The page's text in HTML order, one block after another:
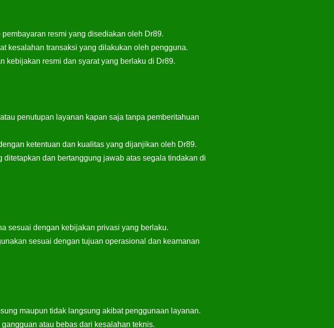
resmi yang disediakan oleh Dr89.
kesalahan transaksi yang dilakukan oleh pengguna.
kebijakan resmi dan syarat yang berlaku di Dr89.
penutupan layanan kapan saja tanpa pemberitahuan
ketentuan dan kualitas yang dijanjikan oleh Dr89.
dan bertanggung jawab atas segala tindakan di
sesuai dengan kebijakan privasi yang berlaku.
sesuai dengan tujuan operasional dan keamanan
maupun tidak langsung akibat penggunaan layanan.
atau bebas dari kesalahan teknis.